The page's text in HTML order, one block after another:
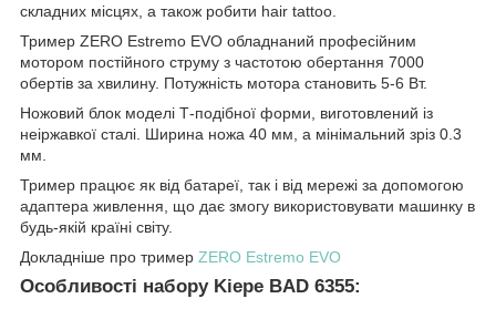
складних місцях, а також робити hair tattoo.
Тример ZERO Estremo EVO обладнаний професійним
мотором постійного струму з частотою обертання 7000
обертів за хвилину. Потужність мотора становить 5-6 Вт.
Ножовий блок моделі Т-подібної форми, виготовлений із
неіржавкої сталі. Ширина ножа 40 мм, а мінімальний зріз 0.3
мм.
Тример працює як від батареї, так і від мережі за допомогою
адаптера живлення, що дає змогу використовувати машинку в
будь-якій країні світу.
Докладніше про тример ZERO Estremo EVO
Особливості набору Kiepe BAD 6355: